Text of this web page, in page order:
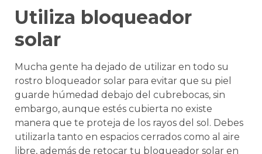
Utiliza bloqueador
solar
Mucha gente ha dejado de utilizar en todo su
rostro bloqueador solar para evitar que su piel
guarde húmedad debajo del cubrebocas, sin
embargo, aunque estés cubierta no existe
manera que te proteja de los rayos del sol. Debes
utilizarla tanto en espacios cerrados como al aire
libre, además de retocar tu bloqueador solar en